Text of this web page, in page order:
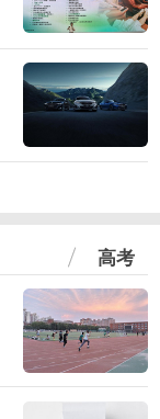
高考